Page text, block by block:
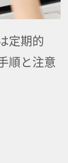
定期的
順と注意